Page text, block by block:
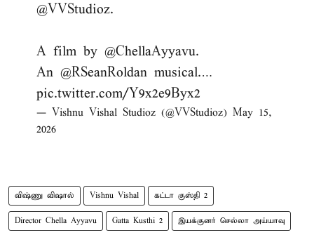
@VVStudioz.
A film by @ChellaAyyavu.
An @RSeanRoldan musical.…
pic.twitter.com/Y9x2e9Byx2
— Vishnu Vishal Studioz (@VVStudioz) May 15,
2026
விஷ்ணு விஷால் Vishnu Vishal கட்டா குஸ்தி 2
Director Chella Ayyavu Gatta Kusthi 2 இயக்குனர் செல்லா அய்யாவு